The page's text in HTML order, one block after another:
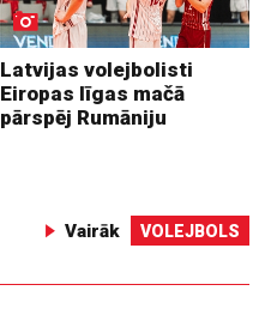
Latvijas volejbolisti
Eiropas līgas mačā
pārspēj Rumāniju
Vairāk VOLEJBOLS